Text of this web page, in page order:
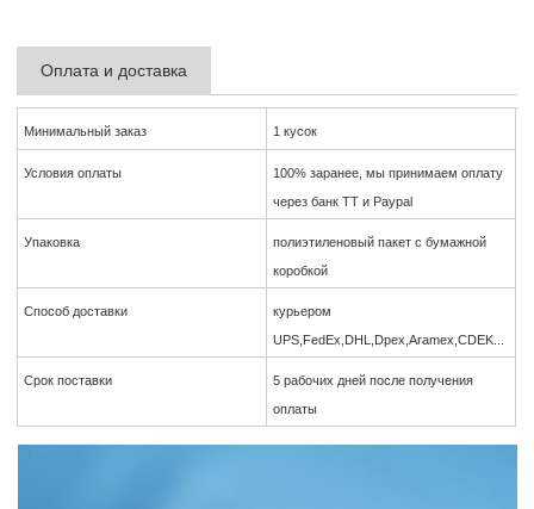
Оплата и доставка
Минимальный заказ 1 кусок
Условия оплаты
100% заранее, мы принимаем оплату
через банк TT и Paypal
Упаковка
полиэтиленовый пакет с бумажной
коробкой
Способ доставки
курьером
UPS,FedEx,DHL,Dpex,Aramex,CDEK...
Срок поставки
5 рабочих дней после получения
оплаты